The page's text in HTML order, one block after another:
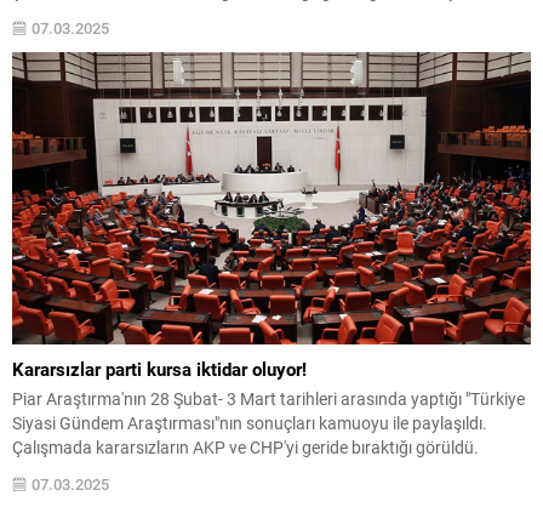
ipotek altına alanların şimdi de yeni bir algı oluşturma peşinde
olduklarını ifade eden Başkan Bozbey, “Bursa’ya yıllarını
kaybettirenler...
07.03.2025
Kararsızlar parti kursa iktidar oluyor!
Piar Araştırma'nın 28 Şubat- 3 Mart tarihleri arasında yaptığı "Türkiye
Siyasi Gündem Araştırması"nın sonuçları kamuoyu ile paylaşıldı.
Çalışmada kararsızların AKP ve CHP'yi geride bıraktığı görüldü.
07.03.2025